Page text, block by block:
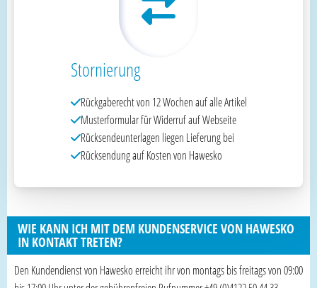
Stornierung
Rückgaberecht von 12 Wochen auf alle Artikel
Musterformular für Widerruf auf Webseite
Rücksendeunterlagen liegen Lieferung bei
Rücksendung auf Kosten von Hawesko
WIE KANN ICH MIT DEM KUNDENSERVICE VON HAWESKO
IN KONTAKT TRETEN?
Den Kundendienst von Hawesko erreicht ihr von montags bis freitags von 09:00